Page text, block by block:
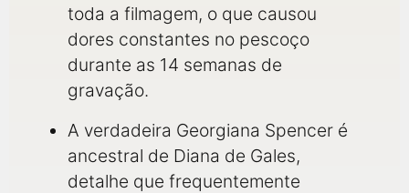
toda a filmagem, o que causou
dores constantes no pescoço
durante as 14 semanas de
gravação.
A verdadeira Georgiana Spencer é
ancestral de Diana de Gales,
detalhe que frequentemente